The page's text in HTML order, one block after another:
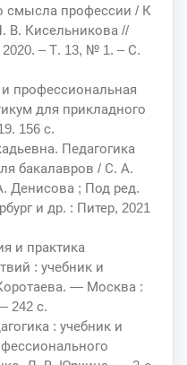
смысла профессии / К
В. Кисельникова //
– Т. 13, № 1. – С.
профессиональная
для прикладного
156 с.
Педагогика
бакалавров / С. А.
Денисова ; Под ред.
и др. : Питер, 2021
и практика
: учебник и
— Москва :
242 с.
: учебник и